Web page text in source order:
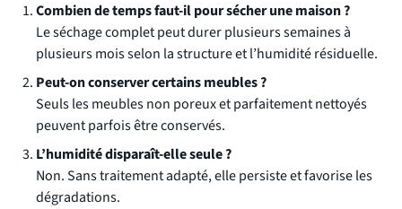
Combien de temps faut-il pour sécher une maison ?
Le séchage complet peut durer plusieurs semaines à
plusieurs mois selon la structure et l’humidité résiduelle.
Peut-on conserver certains meubles ?
Seuls les meubles non poreux et parfaitement nettoyés
peuvent parfois être conservés.
L’humidité disparaît-elle seule ?
Non. Sans traitement adapté, elle persiste et favorise les
dégradations.